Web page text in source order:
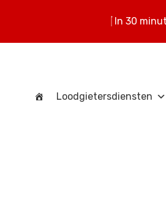
In 30
Loodgietersdiensten